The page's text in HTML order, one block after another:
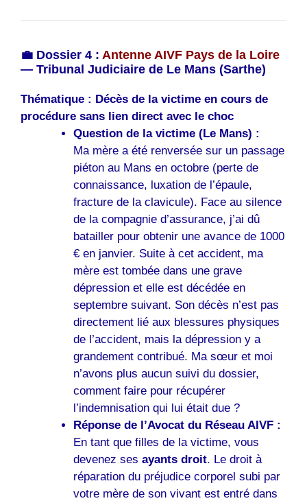
💼 Dossier 4 : Antenne AIVF Pays de la Loire
— Tribunal Judiciaire de Le Mans (Sarthe)
Thématique : Décès de la victime en cours de
procédure sans lien direct avec le choc
Question de la victime (Le Mans) :
Ma mère a été renversée sur un passage
piéton au Mans en octobre (perte de
connaissance, luxation de l’épaule,
fracture de la clavicule). Face au silence
de la compagnie d’assurance, j’ai dû
batailler pour obtenir une avance de 1000
€ en janvier. Suite à cet accident, ma
mère est tombée dans une grave
dépression et elle est décédée en
septembre suivant. Son décès n’est pas
directement lié aux blessures physiques
de l’accident, mais la dépression y a
grandement contribué. Ma sœur et moi
n’avons plus aucun suivi du dossier,
comment faire pour récupérer
l’indemnisation qui lui était due ?
Réponse de l’Avocat du Réseau AIVF :
En tant que filles de la victime, vous
devenez ses ayants droit. Le droit à
réparation du préjudice corporel subi par
votre mère de son vivant est entré dans